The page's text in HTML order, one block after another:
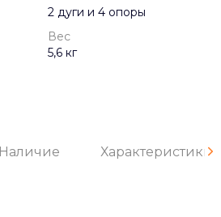
2 дуги и 4 опоры
Вес
5,6 кг
Наличие Характеристики